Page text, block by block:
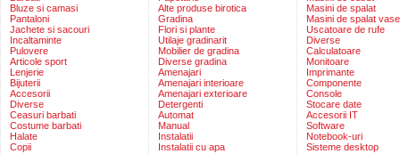
Bluze si camasi
Pantaloni
Jachete si sacouri
Incaltaminte
Pulovere
Articole sport
Lenjerie
Bijuterii
Accesorii
Diverse
Ceasuri barbati
Costume barbati
Halate
Copii
Alte produse birotica
Gradina
Flori si plante
Utilaje gradinarit
Mobilier de gradina
Diverse gradina
Amenajari
Amenajari interioare
Amenajari exterioare
Detergenti
Automat
Manual
Instalatii
Instalatii cu apa
Masini de spalat
Masini de spalat vase
Uscatoare de rufe
Diverse
Calculatoare
Monitoare
Imprimante
Componente
Console
Stocare date
Accesorii IT
Software
Notebook-uri
Sisteme desktop